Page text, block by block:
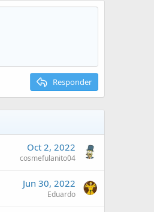
Responder
Oct 2, 2022
cosmefulanito04
Jun 30, 2022
Eduardo